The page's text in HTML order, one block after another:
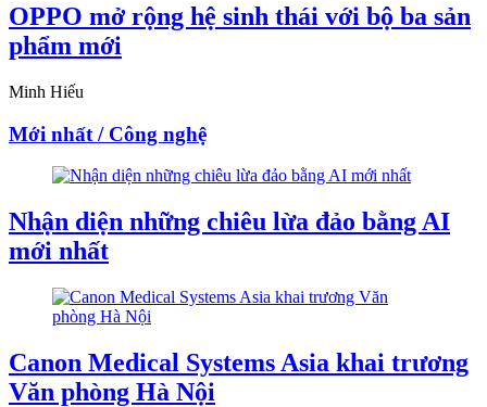
OPPO mở rộng hệ sinh thái với bộ ba sản
phẩm mới
Minh Hiếu
Mới nhất / Công nghệ
Nhận diện những chiêu lừa đảo bằng AI
mới nhất
Canon Medical Systems Asia khai trương
Văn phòng Hà Nội